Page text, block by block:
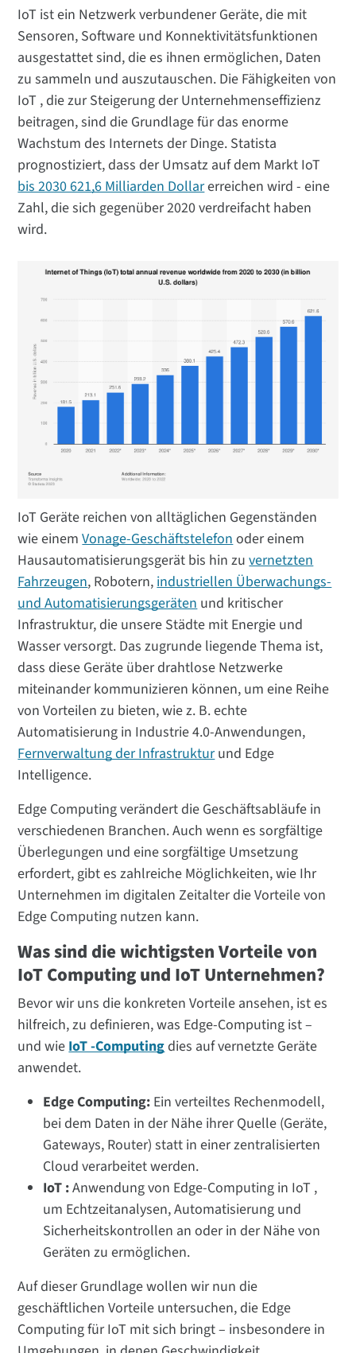
IoT ist ein Netzwerk verbundener Geräte, die mit
Sensoren, Software und Konnektivitätsfunktionen
ausgestattet sind, die es ihnen ermöglichen, Daten
zu sammeln und auszutauschen. Die Fähigkeiten von
IoT , die zur Steigerung der Unternehmenseffizienz
beitragen, sind die Grundlage für das enorme
Wachstum des Internets der Dinge. Statista
prognostiziert, dass der Umsatz auf dem Markt IoT
bis 2030 621,6 Milliarden Dollarerreichen wird - eine
Zahl, die sich gegenüber 2020 verdreifacht haben
wird.
IoT Geräte reichen von alltäglichen Gegenständen
wie einemVonage-Geschäftstelefonoder einem
Hausautomatisierungsgerät bis hin zuvernetzten
Fahrzeugen, Robotern,industriellen Überwachungs-
und Automatisierungsgerätenund kritischer
Infrastruktur, die unsere Städte mit Energie und
Wasser versorgt. Das zugrunde liegende Thema ist,
dass diese Geräte über drahtlose Netzwerke
miteinander kommunizieren können, um eine Reihe
von Vorteilen zu bieten, wie z. B. echte
Automatisierung in Industrie 4.0-Anwendungen,
Fernverwaltung der Infrastrukturund Edge
Intelligence.
Edge Computing verändert die Geschäftsabläufe in
verschiedenen Branchen. Auch wenn es sorgfältige
Überlegungen und eine sorgfältige Umsetzung
erfordert, gibt es zahlreiche Möglichkeiten, wie Ihr
Unternehmen im digitalen Zeitalter die Vorteile von
Edge Computing nutzen kann.
Was sind die wichtigsten Vorteile von
IoT Computing und IoT Unternehmen?
Bevor wir uns die konkreten Vorteile ansehen, ist es
hilfreich, zu definieren, was Edge-Computing ist –
und wieIoT -Computingdies auf vernetzte Geräte
anwendet.
Edge Computing: Ein verteiltes Rechenmodell,
bei dem Daten in der Nähe ihrer Quelle (Geräte,
Gateways, Router) statt in einer zentralisierten
Cloud verarbeitet werden.
IoT :Anwendung von Edge-Computing in IoT ,
um Echtzeitanalysen, Automatisierung und
Sicherheitskontrollen an oder in der Nähe von
Geräten zu ermöglichen.
Auf dieser Grundlage wollen wir nun die
geschäftlichen Vorteile untersuchen, die Edge
Computing für IoT mit sich bringt – insbesondere in